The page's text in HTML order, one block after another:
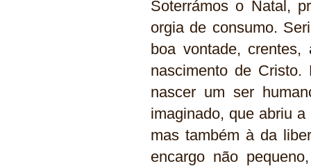
Soterrámos o Natal,
orgia de consumo.
boa vontade,
nascimento de
nascer um ser
imaginado, que abriu
mas também à da
encargo não